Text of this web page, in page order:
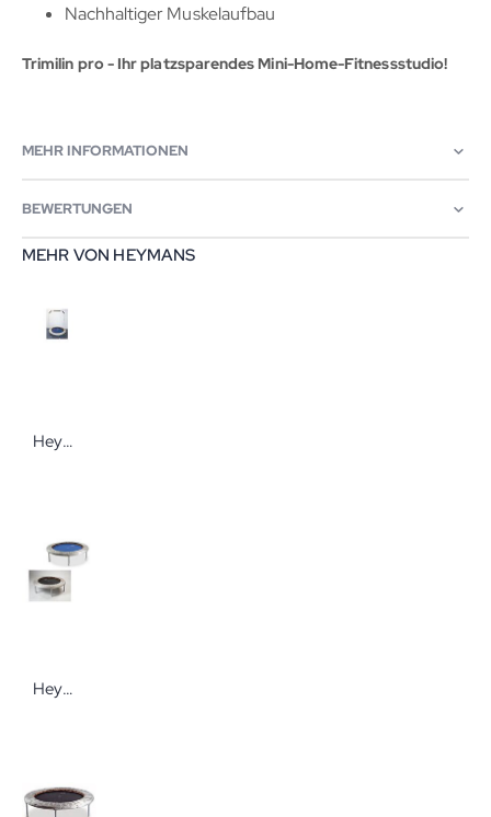
Nachhaltiger Muskelaufbau
Trimilin pro - Ihr platzsparendes Mini-Home-Fitnessstudio!
MEHR INFORMATIONEN
BEWERTUNGEN
MEHR VON HEYMANS
Heymans Haltegriff für Trampolin Trimilin Basisgriff für Minitrampolin
Heymans Trampolin Trimilin med / med plus Minitrampolin med